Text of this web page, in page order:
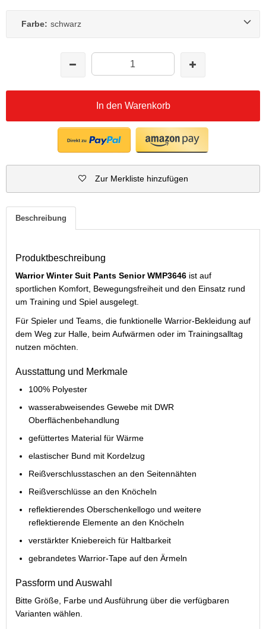
Farbe: schwarz
In den Warenkorb
Zur Merkliste hinzufügen
Beschreibung
Produktbeschreibung
Warrior Winter Suit Pants Senior WMP3646 ist auf
sportlichen Komfort, Bewegungsfreiheit und den Einsatz rund
um Training und Spiel ausgelegt.
Für Spieler und Teams, die funktionelle Warrior-Bekleidung auf
dem Weg zur Halle, beim Aufwärmen oder im Trainingsalltag
nutzen möchten.
Ausstattung und Merkmale
100% Polyester
wasserabweisendes Gewebe mit DWR
Oberflächenbehandlung
gefüttertes Material für Wärme
elastischer Bund mit Kordelzug
Reißverschlusstaschen an den Seitennähten
Reißverschlüsse an den Knöcheln
reflektierendes Oberschenkellogo und weitere
reflektierende Elemente an den Knöcheln
verstärkter Kniebereich für Haltbarkeit
gebrandetes Warrior-Tape auf den Ärmeln
Passform und Auswahl
Bitte Größe, Farbe und Ausführung über die verfügbaren
Varianten wählen.